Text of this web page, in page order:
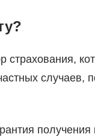
страхования,
случаев,